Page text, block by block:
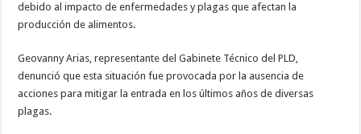
debido al impacto de enfermedades y plagas que afectan la
producción de alimentos.
Geovanny Arias, representante del Gabinete Técnico del PLD,
denunció que esta situación fue provocada por la ausencia de
acciones para mitigar la entrada en los últimos años de diversas
plagas.